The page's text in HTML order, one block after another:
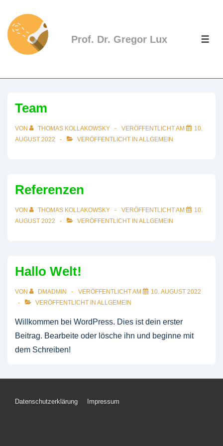
Zum
Inhalt
Prof. Dr. Gregor Lux
Team
VON THOMAS KOLLAKOWSKY VERÖFFENTLICHT AM
10.
AUGUST 2022
VERÖFFENTLICHT IN ALLGEMEIN
Referenzen
VON THOMAS KOLLAKOWSKY VERÖFFENTLICHT AM
10.
AUGUST 2022
VERÖFFENTLICHT IN ALLGEMEIN
Hallo Welt!
VON DMADMIN VERÖFFENTLICHT AM
10. AUGUST 2022
VERÖFFENTLICHT IN ALLGEMEIN
Willkommen bei WordPress. Dies ist dein erster
Beitrag. Bearbeite oder lösche ihn und beginne mit
dem Schreiben!
Footer-
Datenschutzerklärung Impressum